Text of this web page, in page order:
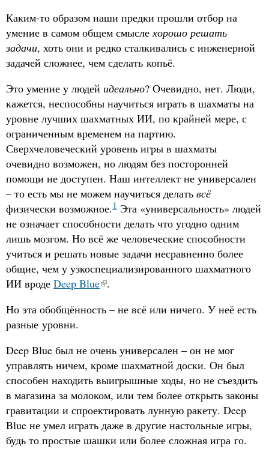
Каким-то образом наши предки прошли отбор на
умение в самом общем смыслехорошо решать
задачи, хоть они и редко сталкивались с инженерной
задачей сложнее, чем сделать копьё.
Это умение у людей идеально? Очевидно, нет. Люди,
кажется, неспособны научиться играть в шахматы на
уровне лучших шахматных ИИ, по крайней мере, с
ограниченным временем на партию.
Сверхчеловеческий уровень игры в шахматы
очевидно возможен, но людям без посторонней
помощи не доступен. Наш интеллект не универсален
– то есть мы не можем научиться делать всё
физически возможное.1 Эта «универсальность» людей
не означает способности делать что угодно одним
лишь мозгом. Но всё же человеческие способности
учиться и решать новые задачи несравненно более
общие, чем у узкоспециализированного шахматного
ИИ вроде Deep Blue .
Но эта обобщённость – не всё или ничего. У неё есть
разные уровни.
Deep Blue был не очень универсален – он не мог
управлять ничем, кроме шахматной доски. Он был
способен находить выигрышные ходы, но не съездить
в магазина за молоком, или тем более открыть законы
гравитации и спроектировать лунную ракету. Deep
Blue не умел играть даже в другие настольные игры,
будь то простые шашки или более сложная игра го.